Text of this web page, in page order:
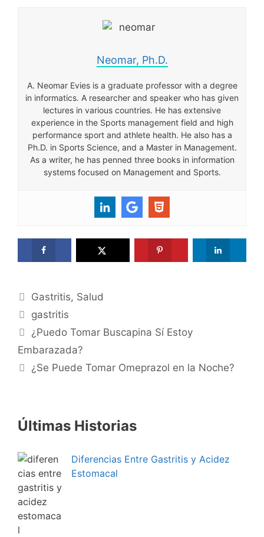
Neomar, Ph.D.
A. Neomar Evies is a graduate professor with a degree
in informatics. A researcher and speaker who has given
lectures in various countries. He has extensive
experience in the Sports management field and high
performance sport and athlete health. He also has a
Ph.D. in Sports Science, and a Master in Management.
As a writer, he has penned three books in information
systems focused on Management and Sports.
Categories
Gastritis, Salud
Tags
gastritis
¿Puedo Tomar Buscapina Sí Estoy
Embarazada?
¿Se Puede Tomar Omeprazol en la Noche?
Últimas Historias
Diferencias Entre Gastritis y Acidez
Estomacal